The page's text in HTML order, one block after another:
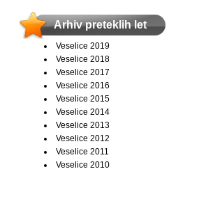
Arhiv preteklih let
Veselice 2019
Veselice 2018
Veselice 2017
Veselice 2016
Veselice 2015
Veselice 2014
Veselice 2013
Veselice 2012
Veselice 2011
Veselice 2010